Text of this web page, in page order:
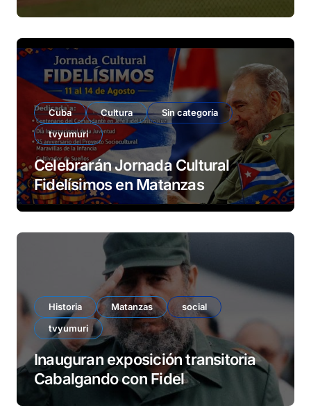
Cuba Cultura
Sin categoría
tvyumuri
Celebrarán Jornada Cultural
Fidelísimos en Matanzas
Historia Matanzas
social
tvyumuri
Inauguran exposición transitoria
Cabalgando con Fidel